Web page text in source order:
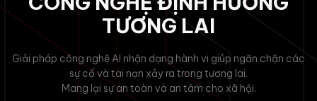
TƯƠNG LAI
Giải pháp công nghệ AI nhận dạng hành vi giúp ngăn chặn các
sự cố và tai nạn xảy ra trong tương lai.
Mang lại sự an toàn và an tâm cho xã hội.